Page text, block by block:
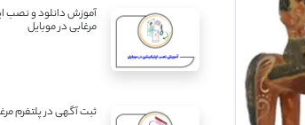
آموزش دانلود و نصب
مرغابی در موبایل
ثبت آگهی در پلتفرم